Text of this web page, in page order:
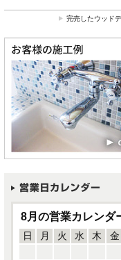
完売したウッド
8月の営業カレンダ
日 月 火 水 木 金